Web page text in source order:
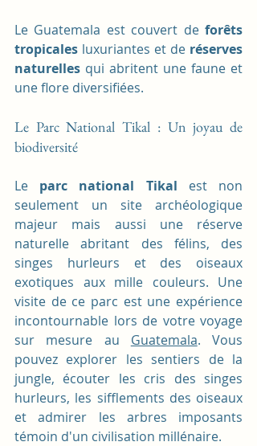
Le Guatemala est couvert de forêts
tropicales luxuriantes et de réserves
naturelles qui abritent une faune et
une flore diversifiées.
Le Parc National Tikal : Un joyau de
biodiversité
Le parc national Tikal est non
seulement un site archéologique
majeur mais aussi une réserve
naturelle abritant des félins, des
singes hurleurs et des oiseaux
exotiques aux mille couleurs. Une
visite de ce parc est une expérience
incontournable lors de votre voyage
sur mesure au Guatemala. Vous
pouvez explorer les sentiers de la
jungle, écouter les cris des singes
hurleurs, les sifflements des oiseaux
et admirer les arbres imposants
témoin d'un civilisation millénaire.